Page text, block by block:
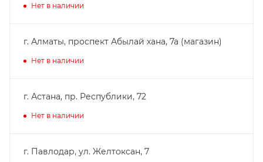
Нет в наличии
г. Алматы, проспект Абылай хана, 7а (магазин)
Нет в наличии
г. Астана, пр. Республики, 72
Нет в наличии
г. Павлодар, ул. Желтоксан, 7